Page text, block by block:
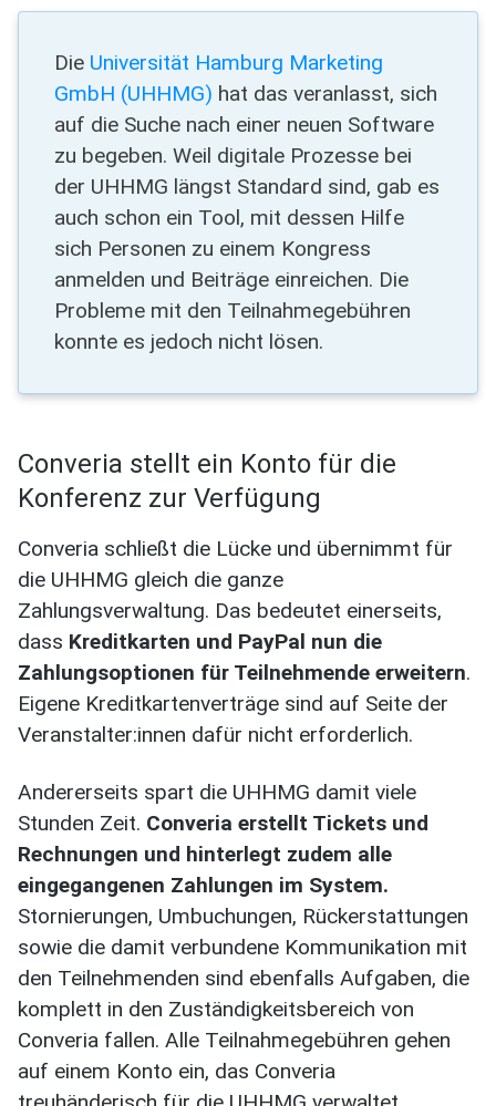
Die Universität Hamburg Marketing
GmbH (UHHMG) hat das veranlasst, sich
auf die Suche nach einer neuen Software
zu begeben. Weil digitale Prozesse bei
der UHHMG längst Standard sind, gab es
auch schon ein Tool, mit dessen Hilfe
sich Personen zu einem Kongress
anmelden und Beiträge einreichen. Die
Probleme mit den Teilnahmegebühren
konnte es jedoch nicht lösen.
Converia stellt ein Konto für die
Konferenz zur Verfügung
Converia schließt die Lücke und übernimmt für
die UHHMG gleich die ganze
Zahlungsverwaltung. Das bedeutet einerseits,
dass Kreditkarten und PayPal nun die
Zahlungsoptionen für Teilnehmende erweitern.
Eigene Kreditkartenverträge sind auf Seite der
Veranstalter:innen dafür nicht erforderlich.
Andererseits spart die UHHMG damit viele
Stunden Zeit. Converia erstellt Tickets und
Rechnungen und hinterlegt zudem alle
eingegangenen Zahlungen im System.
Stornierungen, Umbuchungen, Rückerstattungen
sowie die damit verbundene Kommunikation mit
den Teilnehmenden sind ebenfalls Aufgaben, die
komplett in den Zuständigkeitsbereich von
Converia fallen. Alle Teilnahmegebühren gehen
auf einem Konto ein, das Converia